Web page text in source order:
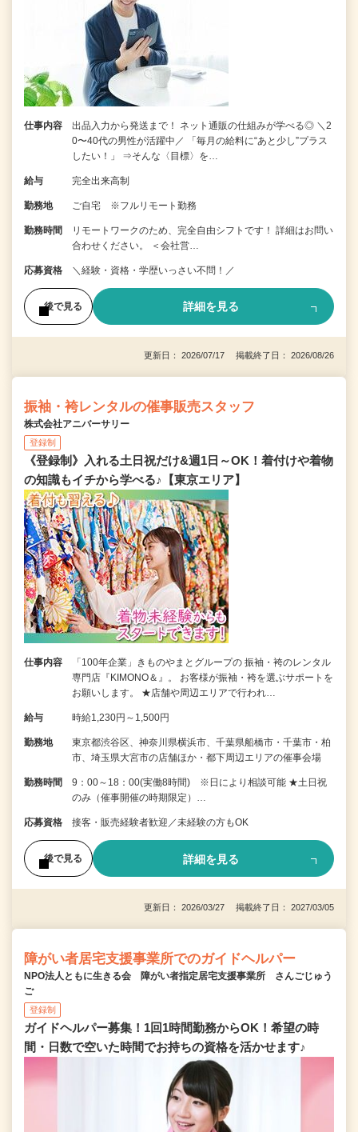
仕事内容
出品入力から発送まで！ ネット通販の仕組みが学べる◎ ＼2
0〜40代の男性が活躍中／ 「毎月の給料に“あと少し”プラス
したい！」 ⇒そんな〈目標〉を…
給与 完全出来高制
勤務地 ご自宅 ※フルリモート勤務
勤務時間
リモートワークのため、完全自由シフトです！ 詳細はお問い
合わせください。 ＜会社営…
応募資格 ＼経験・資格・学歴いっさい不問！／
後で見る 詳細を見る
更新日： 2026/07/17 掲載終了日： 2026/08/26
振袖・袴レンタルの催事販売スタッフ
株式会社アニバーサリー
登録制
《登録制》入れる土日祝だけ&週1日～OK！着付けや着物
の知識もイチから学べる♪【東京エリア】
仕事内容
「100年企業」きものやまとグループの 振袖・袴のレンタル
専門店『KIMONO＆』。 お客様が振袖・袴を選ぶサポートを
お願いします。 ★店舗や周辺エリアで行われ…
給与 時給1,230円～1,500円
勤務地
東京都渋谷区、神奈川県横浜市、千葉県船橋市・千葉市・柏
市、埼玉県大宮市の店舗ほか・都下周辺エリアの催事会場
勤務時間
9：00～18：00(実働8時間) ※日により相談可能 ★土日祝
のみ（催事開催の時期限定）…
応募資格 接客・販売経験者歓迎／未経験の方もOK
後で見る 詳細を見る
更新日： 2026/03/27 掲載終了日： 2027/03/05
障がい者居宅支援事業所でのガイドヘルパー
NPO法人ともに生きる会 障がい者指定居宅支援事業所 さんごじゅう
ご
登録制
ガイドヘルパー募集！1回1時間勤務からOK！希望の時
間・日数で空いた時間でお持ちの資格を活かせます♪